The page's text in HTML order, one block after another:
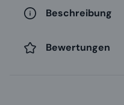
Biersorte etabliert.
ZUTATEN
: Wasser,
Beschreibung
Bewertungen